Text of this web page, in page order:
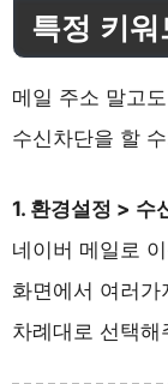
특정 키워
메일 주소 말고
수신차단을 할
1. 환경설정 > 수
네이버 메일로
화면에서 여러가
차례대로 선택해